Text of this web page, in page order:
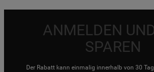
ANMELDEN
SPAREN
Der Rabatt kann einmalig innerhalb von 30